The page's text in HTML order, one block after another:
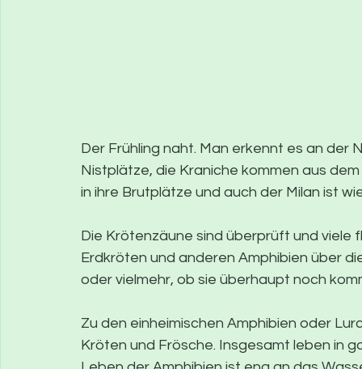
Der Frühling naht. Man erkennt es an der
Nistplätze, die Kraniche kommen aus
in ihre Brutplätze und auch der Milan ist
Die Krötenzäune sind überprüft und
Erdkröten und anderen Amphibien über
oder vielmehr, ob sie überhaupt noch
Zu den einheimischen Amphibien oder
Kröten und Frösche. Insgesamt leben in